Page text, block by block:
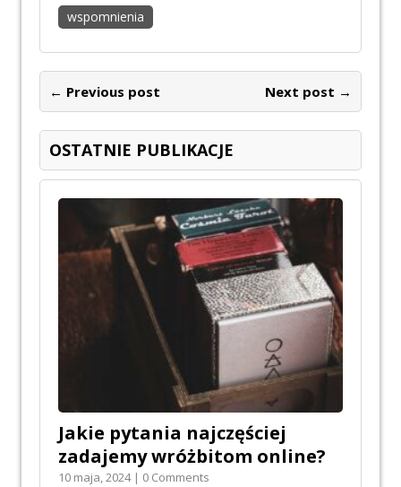
wspomnienia
← Previous post Next post →
OSTATNIE PUBLIKACJE
Jakie pytania najczęściej
zadajemy wróżbitom online?
10 maja, 2024 | 0 Comments